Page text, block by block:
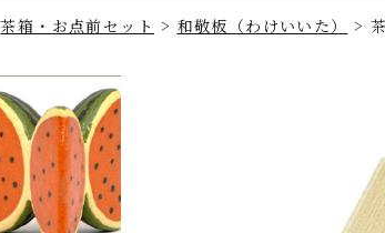
茶箱・お点前セット 和敬板（わけいいた）